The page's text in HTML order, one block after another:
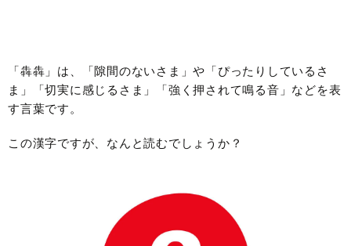
「犇犇」は、「隙間のないさま」や「ぴったりしているさ
ま」「切実に感じるさま」「強く押されて鳴る音」などを表
す言葉です。
この漢字ですが、なんと読むでしょうか？